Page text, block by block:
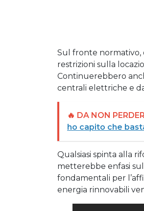
Sul fronte normativo,
restrizioni sulla
Continuerebbero
centrali elettriche e
🔥 DA NON
ho capito che
Qualsiasi spinta alla
metterebbe enfasi
fondamentali per
energia rinnovabili